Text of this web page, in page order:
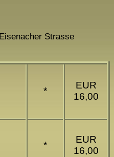
Strasse
*
EUR
16,00
*
EUR
16,00